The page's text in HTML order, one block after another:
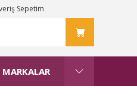
Sepetim
MARKALAR